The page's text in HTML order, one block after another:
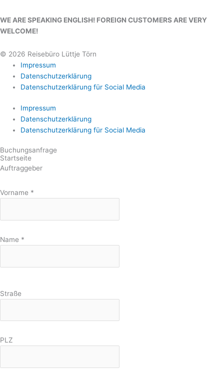
WE ARE SPEAKING ENGLISH! FOREIGN CUSTOMERS ARE VERY
WELCOME!
© 2026 Reisebüro Lüttje Törn
Impressum
Datenschutzerklärung
Datenschutzerklärung für Social Media
Impressum
Datenschutzerklärung
Datenschutzerklärung für Social Media
Buchungsanfrage
Startseite
Auftraggeber
Vorname *
Name *
Straße
PLZ